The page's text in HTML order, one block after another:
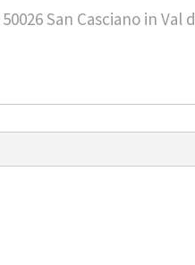
San Casciano in Val